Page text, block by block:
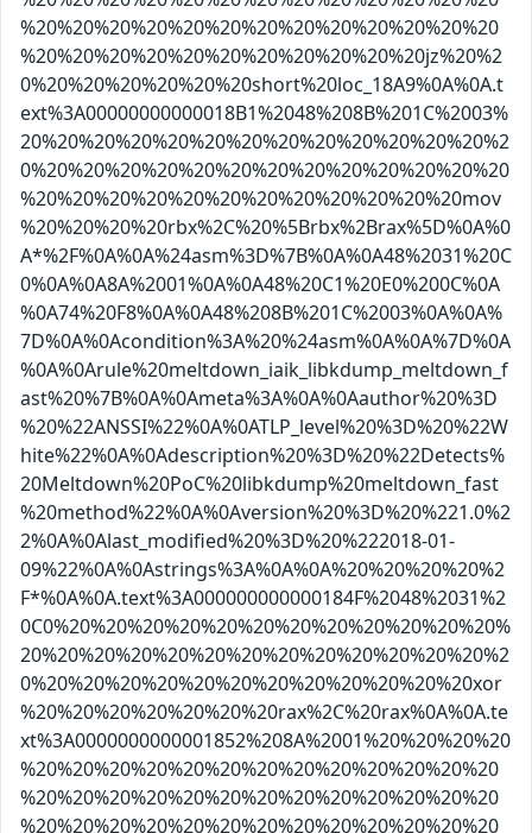
%20%20%20%20%20%20%20%20%20%20%20%20%20
%20%20%20%20%20%20%20%20%20%20%20jz%20%2
0%20%20%20%20%20%20short%20loc_18A9%0A%0A.t
ext%3A00000000000018B1%2048%208B%201C%2003%
20%20%20%20%20%20%20%20%20%20%20%20%20%2
0%20%20%20%20%20%20%20%20%20%20%20%20%20
%20%20%20%20%20%20%20%20%20%20%20%20mov
%20%20%20%20rbx%2C%20%5Brbx%2Brax%5D%0A%0
A*%2F%0A%0A%24asm%3D%7B%0A%0A48%2031%20C
0%0A%0A8A%2001%0A%0A48%20C1%20E0%200C%0A
%0A74%20F8%0A%0A48%208B%201C%2003%0A%0A%
7D%0A%0Acondition%3A%20%24asm%0A%0A%7D%0A
%0A%0Arule%20meltdown_iaik_libkdump_meltdown_f
ast%20%7B%0A%0Ameta%3A%0A%0Aauthor%20%3D
%20%22ANSSI%22%0A%0ATLP_level%20%3D%20%22W
hite%22%0A%0Adescription%20%3D%20%22Detects%
20Meltdown%20PoC%20libkdump%20meltdown_fast
%20method%22%0A%0Aversion%20%3D%20%221.0%2
2%0A%0Alast_modified%20%3D%20%222018-01-
09%22%0A%0Astrings%3A%0A%0A%20%20%20%20%2
F*%0A%0A.text%3A000000000000184F%2048%2031%2
0C0%20%20%20%20%20%20%20%20%20%20%20%20%
20%20%20%20%20%20%20%20%20%20%20%20%20%2
0%20%20%20%20%20%20%20%20%20%20%20%20xor
%20%20%20%20%20%20%20rax%2C%20rax%0A%0A.te
xt%3A0000000000001852%208A%2001%20%20%20%20
%20%20%20%20%20%20%20%20%20%20%20%20%20
%20%20%20%20%20%20%20%20%20%20%20%20%20
%20%20%20%20%20%20%20%20%20%20%20%20%20